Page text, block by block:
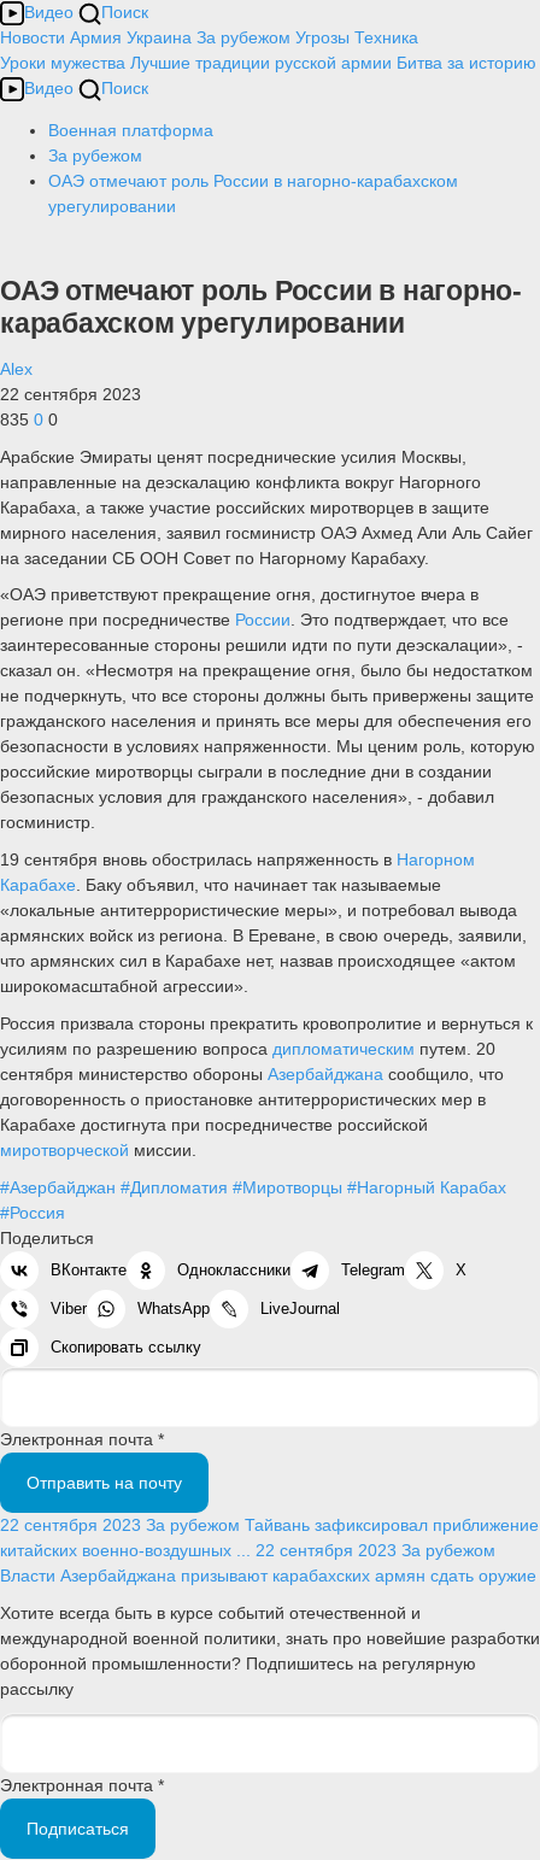
Видео
Поиск
Новости Армия Украина За рубежом Угрозы Техника
Уроки мужества Лучшие традиции русской армии Битва за историю
Видео
Поиск
Военная платформа
За рубежом
ОАЭ отмечают роль России в нагорно-карабахском
урегулировании
ОАЭ отмечают роль России в нагорно-
карабахском урегулировании
Alex
22 сентября 2023
835 0 0
Арабские Эмираты ценят посреднические усилия Москвы,
направленные на деэскалацию конфликта вокруг Нагорного
Карабаха, а также участие российских миротворцев в защите
мирного населения, заявил госминистр ОАЭ Ахмед Али Аль Сайег
на заседании СБ ООН Совет по Нагорному Карабаху.
«ОАЭ приветствуют прекращение огня, достигнутое вчера в
регионе при посредничестве России. Это подтверждает, что все
заинтересованные стороны решили идти по пути деэскалации», -
сказал он. «Несмотря на прекращение огня, было бы недостатком
не подчеркнуть, что все стороны должны быть привержены защите
гражданского населения и принять все меры для обеспечения его
безопасности в условиях напряженности. Мы ценим роль, которую
российские миротворцы сыграли в последние дни в создании
безопасных условия для гражданского населения», - добавил
госминистр.
19 сентября вновь обострилась напряженность в Нагорном
Карабахе . Баку объявил, что начинает так называемые
«локальные антитеррористические меры», и потребовал вывода
армянских войск из региона. В Ереване, в свою очередь, заявили,
что армянских сил в Карабахе нет, назвав происходящее «актом
широкомасштабной агрессии».
Россия призвала стороны прекратить кровопролитие и вернуться к
усилиям по разрешению вопроса дипломатическим путем. 20
сентября министерство обороны Азербайджана сообщило, что
договоренность о приостановке антитеррористических мер в
Карабахе достигнута при посредничестве российской
миротворческой миссии.
#Азербайджан #Дипломатия #Миротворцы #Нагорный Карабах
#Россия
Поделиться
ВКонтакте Одноклассники Telegram X
Viber WhatsApp LiveJournal
Скопировать ссылку
Электронная почта *
Отправить на почту
22 сентября 2023 За рубежом Тайвань зафиксировал приближение
китайских военно-воздушных ... 22 сентября 2023 За рубежом
Власти Азербайджана призывают карабахских армян сдать оружие
Хотите всегда быть в курсе событий отечественной и
международной военной политики, знать про новейшие разработки
оборонной промышленности? Подпишитесь на регулярную
рассылку
Электронная почта *
Подписаться